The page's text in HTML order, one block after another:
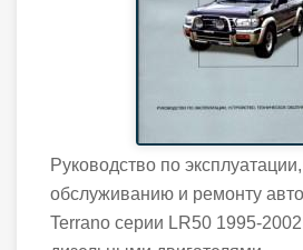
Руководство по
обслуживанию и ремонту
Terrano серии LR50 1995-